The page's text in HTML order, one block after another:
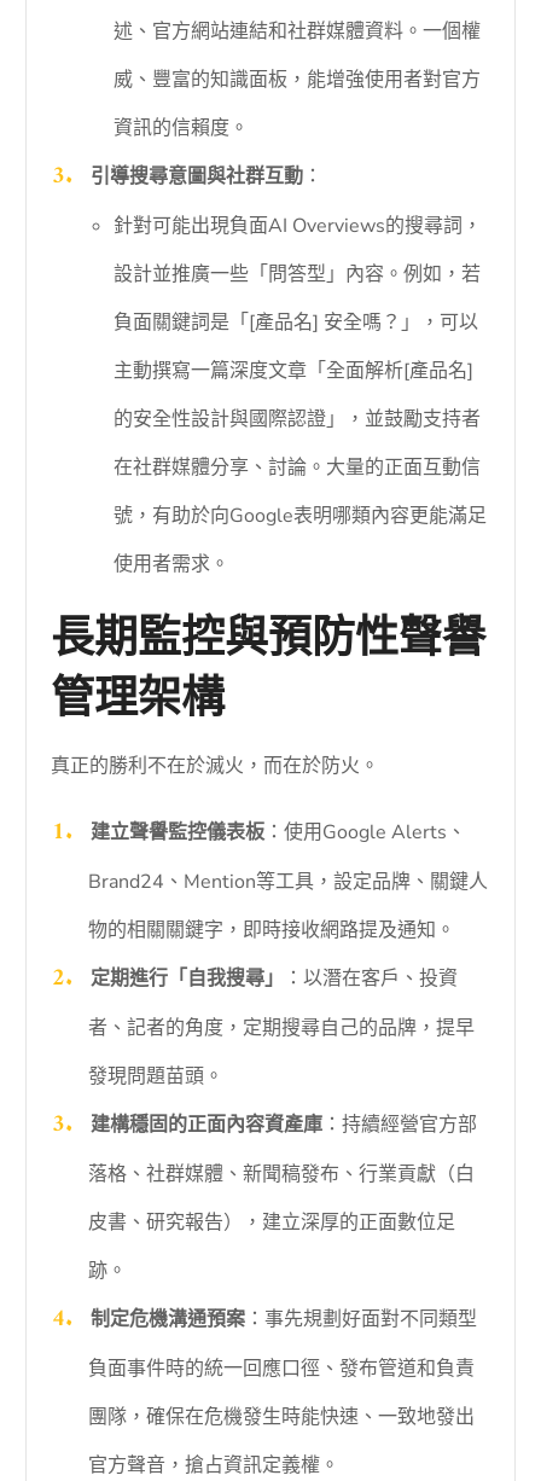
述、官方網站連結和社群媒體資料。一個權
威、豐富的知識面板，能增強使用者對官方
資訊的信賴度。
引導搜尋意圖與社群互動：
針對可能出現負面AI Overviews的搜尋詞，
設計並推廣一些「問答型」內容。例如，若
負面關鍵詞是「[產品名] 安全嗎？」，可以
主動撰寫一篇深度文章「全面解析[產品名]
的安全性設計與國際認證」，並鼓勵支持者
在社群媒體分享、討論。大量的正面互動信
號，有助於向Google表明哪類內容更能滿足
使用者需求。
長期監控與預防性聲譽
管理架構
真正的勝利不在於滅火，而在於防火。
建立聲譽監控儀表板：使用Google Alerts、
Brand24、Mention等工具，設定品牌、關鍵人
物的相關關鍵字，即時接收網路提及通知。
定期進行「自我搜尋」
：以潛在客戶、投資
者、記者的角度，定期搜尋自己的品牌，提早
發現問題苗頭。
建構穩固的正面內容資產庫：持續經營官方部
落格、社群媒體、新聞稿發布、行業貢獻（白
皮書、研究報告），建立深厚的正面數位足
跡。
制定危機溝通預案：事先規劃好面對不同類型
負面事件時的統一回應口徑、發布管道和負責
團隊，確保在危機發生時能快速、一致地發出
官方聲音，搶占資訊定義權。